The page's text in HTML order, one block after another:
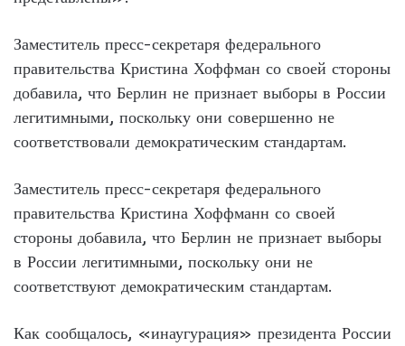
Заместитель пресс-секретаря федерального
правительства Кристина Хоффман со своей стороны
добавила, что Берлин не признает выборы в России
легитимными, поскольку они совершенно не
соответствовали демократическим стандартам.
Заместитель пресс-секретаря федерального
правительства Кристина Хоффманн со своей
стороны добавила, что Берлин не признает выборы
в России легитимными, поскольку они не
соответствуют демократическим стандартам.
Как сообщалось, «инаугурация» президента России